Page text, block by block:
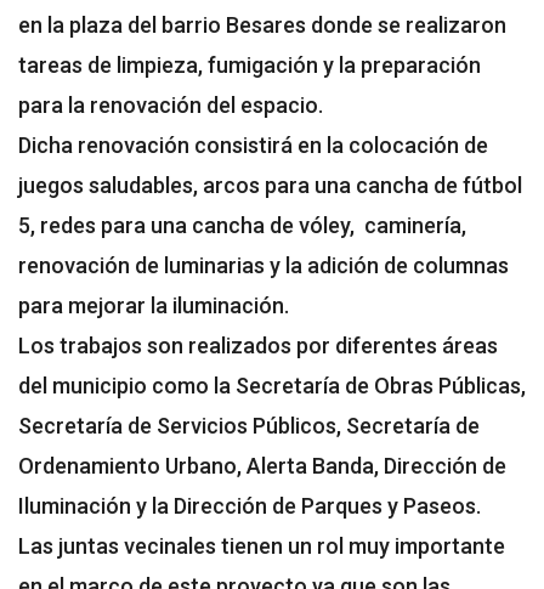
en la plaza del barrio Besares donde se realizaron
tareas de limpieza, fumigación y la preparación
para la renovación del espacio.
Dicha renovación consistirá en la colocación de
juegos saludables, arcos para una cancha de fútbol
5, redes para una cancha de vóley, caminería,
renovación de luminarias y la adición de columnas
para mejorar la iluminación.
Los trabajos son realizados por diferentes áreas
del municipio como la Secretaría de Obras Públicas,
Secretaría de Servicios Públicos, Secretaría de
Ordenamiento Urbano, Alerta Banda, Dirección de
Iluminación y la Dirección de Parques y Paseos.
Las juntas vecinales tienen un rol muy importante